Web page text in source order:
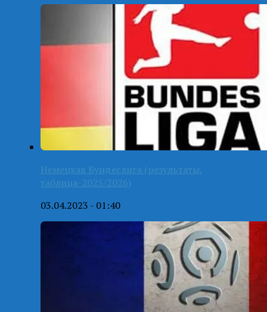
Немецкая Бундеслига (результаты,
таблица-2025/2026)
03.04.2023 - 01:40